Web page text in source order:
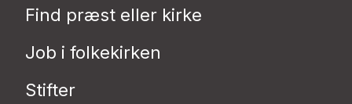
Find præst eller kirke
Job i folkekirken
Stifter